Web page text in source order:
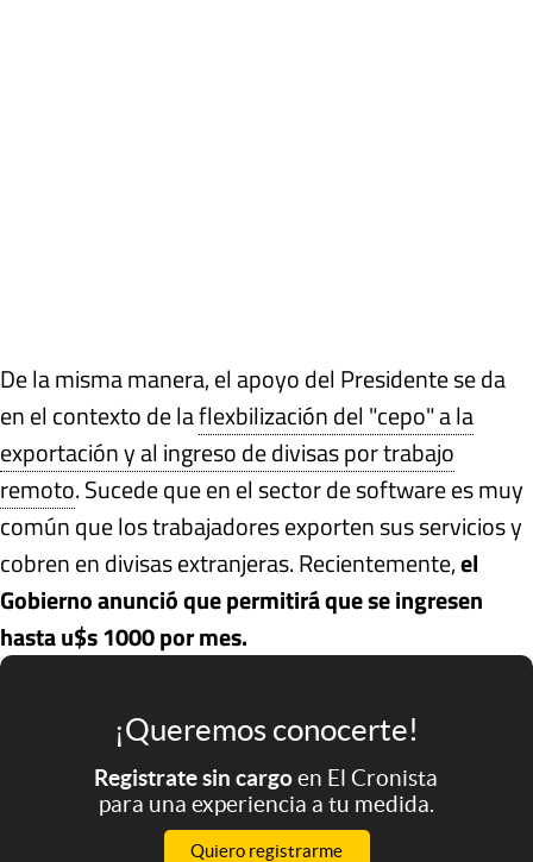
De la misma manera, el apoyo del Presidente se da
en el contexto de laflexbilización del "cepo" a la
exportación y al ingreso de divisas por trabajo
remoto. Sucede que en el sector de software es muy
común que los trabajadores exporten sus servicios y
cobren en divisas extranjeras. Recientemente,el
Gobierno anunció que permitirá que se ingresen
hasta u$s 1000 por mes.
¡Queremos conocerte!
Registrate sin cargoen El Cronista
para una experiencia a tu medida.
Quiero registrarme